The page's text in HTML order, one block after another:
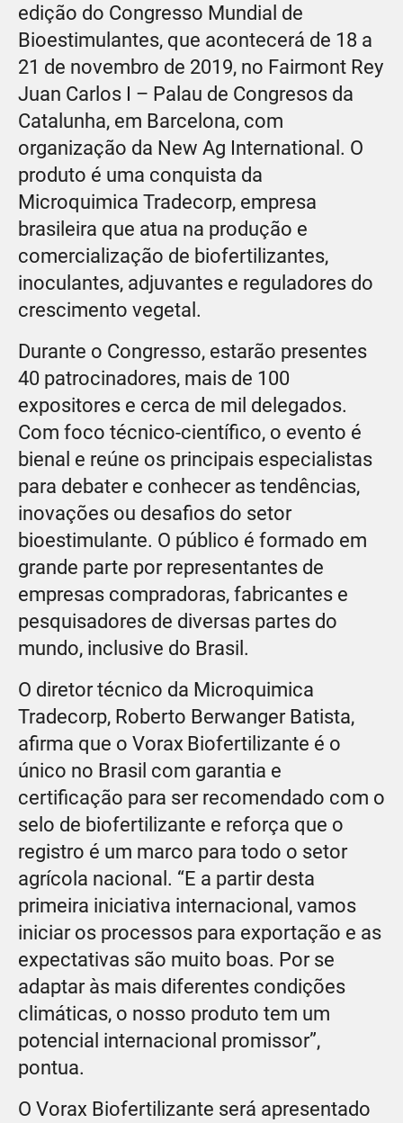
edição do Congresso Mundial de
Bioestimulantes, que acontecerá de 18 a
21 de novembro de 2019, no Fairmont Rey
Juan Carlos I – Palau de Congresos da
Catalunha, em Barcelona, com
organização da New Ag International. O
produto é uma conquista da
Microquimica Tradecorp, empresa
brasileira que atua na produção e
comercialização de biofertilizantes,
inoculantes, adjuvantes e reguladores do
crescimento vegetal.
Durante o Congresso, estarão presentes
40 patrocinadores, mais de 100
expositores e cerca de mil delegados.
Com foco técnico-científico, o evento é
bienal e reúne os principais especialistas
para debater e conhecer as tendências,
inovações ou desafios do setor
bioestimulante. O público é formado em
grande parte por representantes de
empresas compradoras, fabricantes e
pesquisadores de diversas partes do
mundo, inclusive do Brasil.
O diretor técnico da Microquimica
Tradecorp, Roberto Berwanger Batista,
afirma que o Vorax Biofertilizante é o
único no Brasil com garantia e
certificação para ser recomendado com o
selo de biofertilizante e reforça que o
registro é um marco para todo o setor
agrícola nacional. “E a partir desta
primeira iniciativa internacional, vamos
iniciar os processos para exportação e as
expectativas são muito boas. Por se
adaptar às mais diferentes condições
climáticas, o nosso produto tem um
potencial internacional promissor”,
pontua.
O Vorax Biofertilizante será apresentado